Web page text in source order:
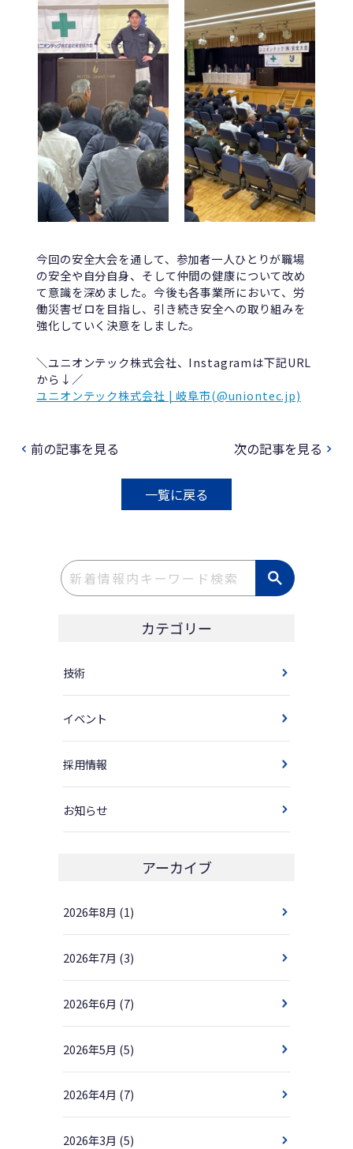
今回の安全大会を通して、参加者一人ひとりが職場
の安全や自分自身、そして仲間の健康について改め
て意識を深めました。今後も各事業所において、労
働災害ゼロを目指し、引き続き安全への取り組みを
強化していく決意をしました。
＼ユニオンテック株式会社、Instagramは下記URL
から↓／
ユニオンテック株式会社 | 岐阜市(@uniontec.jp)
navigate_before前の記事を見る
一覧に戻る
次の記事を見る navigate_next
カテゴリー
技術
イベント
採用情報
お知らせ
アーカイブ
2026年8月 (1)
2026年7月 (3)
2026年6月 (7)
2026年5月 (5)
2026年4月 (7)
2026年3月 (5)